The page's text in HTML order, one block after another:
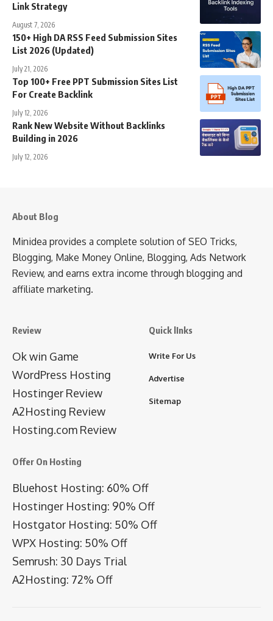
Link Strategy
August 7, 2026
150+ High DA RSS Feed Submission Sites
List 2026 (Updated)
July 21, 2026
Top 100+ Free PPT Submission Sites List
For Create Backlink
July 12, 2026
Rank New Website Without Backlinks
Building in 2026
July 12, 2026
About Blog
Minidea provides a complete solution of SEO Tricks,
Blogging, Make Money Online, Blogging, Ads Network
Review, and earns extra income through blogging and
affiliate marketing.
Review
Ok win Game
WordPress Hosting
Hostinger Review
A2Hosting Review
Hosting.com Review
Quick lInks
Write For Us
Advertise
Sitemap
Offer On Hosting
Bluehost Hosting: 60% Off
Hostinger Hosting: 90% Off
Hostgator Hosting: 50% Off
WPX Hosting: 50% Off
Semrush: 30 Days Trial
A2Hosting: 72% Off